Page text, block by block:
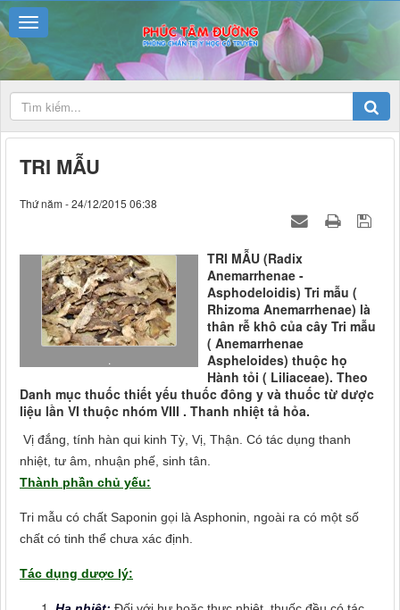
TRI MẪU
Thứ năm - 24/12/2015 06:38
.
TRI MẪU (Radix
Anemarrhenae -
Asphodeloidis) Tri mẫu (
Rhizoma Anemarrhenae) là
thân rễ khô của cây Tri mẫu
( Anemarrhenae
Aspheloides) thuộc họ
Hành tỏi ( Liliaceae). Theo
Danh mục thuốc thiết yếu thuốc đông y và thuốc từ dược
liệu lần VI thuộc nhóm VIII . Thanh nhiệt tả hỏa.
Vị đắng, tính hàn qui kinh Tỳ, Vị, Thận. Có tác dụng thanh
nhiệt, tư âm, nhuận phế, sinh tân.
Thành phần chủ yếu:
Tri mẫu có chất Saponin gọi là Asphonin, ngoài ra có một số
chất có tinh thể chưa xác định.
Tác dụng dược lý: